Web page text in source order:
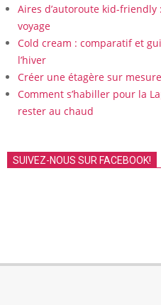
Aires d’autoroute kid-
voyage
Cold cream : comparatif et
l’hiver
Créer une étagère sur
Comment s’habiller pour la
rester au chaud
SUIVEZ-NOUS SUR FACEBOOK!